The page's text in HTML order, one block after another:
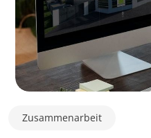
Zusammenarbeit